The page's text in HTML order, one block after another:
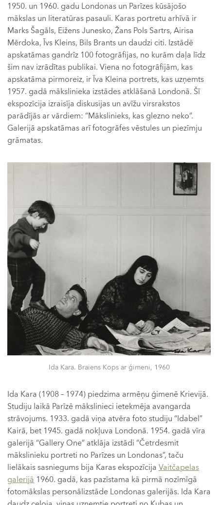
1950. un 1960. gadu Londonas un Parīzes kūsājošo
mākslas un literatūras pasauli. Karas portretu arhīvā ir
Marks Šagāls, Eižens Junesko, Žans Pols Sartrs, Airisa
Mērdoka, Īvs Kleins, Bils Brants un daudzi citi. Izstādē
apskatāmas gandrīz 100 fotogrāfijas, no kurām daļa līdz
šim nav izrādītas publikai. Viena no fotogrāfijām, kas
apskatāma pirmoreiz, ir Īva Kleina portrets, kas uzņemts
1957. gadā mākslinieka izstādes atklāšanā Londonā. Šī
ekspozīcija izraisīja diskusijas un avīžu virsrakstos
parādījās ar vārdiem: ”Mākslinieks, kas glezno neko”.
Galerijā apskatāmas arī fotogrāfes vēstules un piezīmju
grāmatas.
Ida Kara. Braiens Kops ar ģimeni, 1960
Ida Kara (1908 – 1974) piedzima armēņu ģimenē Krievijā.
Studiju laikā Parīzē mākslinieci ietekmēja avangarda
strāvojums. 1933. gadā viņa atvēra foto studiju “Idabel”
Kairā, bet 1945. gadā nokļuva Londonā. 1954. gadā vīra
galerijā “Gallery One” atklāja izstādi “Četrdesmit
mākslinieku portreti no Parīzes un Londonas”, taču
lielākais sasniegums bija Karas ekspozīcija Vaitčapelas
galerijā 1960. gadā, kas pazīstama kā pirmā nozīmīgā
fotomākslas personālizstāde Londonas galerijās. Ida Kara